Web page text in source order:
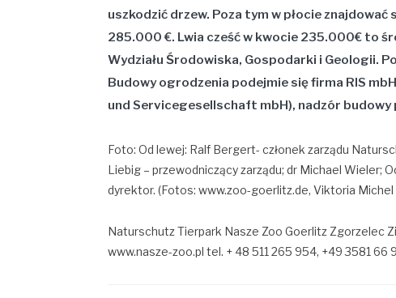
uszkodzić drzew. Poza tym w płocie
285.000 €. Lwia cześć w kwocie 235.000€ to
Wydziału Środowiska, Gospodarki i Geologii.
Budowy ogrodzenia podejmie się firma RIS
und Servicegesellschaft mbH), nadzór budowy
Foto: Od lewej: Ralf Bergert- członek zarządu
Liebig – przewodniczący zarządu; dr Michael Wieler;
dyrektor. (Fotos: www.zoo-goerlitz.de, Viktoria Michel
Naturschutz Tierpark Nasze Zoo Goerlitz Zgorzelec
www.nasze-zoo.pl tel. + 48 511 265 954, +49 3581 66